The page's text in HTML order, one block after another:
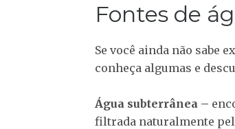
Fontes de
Se você ainda não sabe
conheça algumas e
Água subterrânea –
filtrada naturalmente